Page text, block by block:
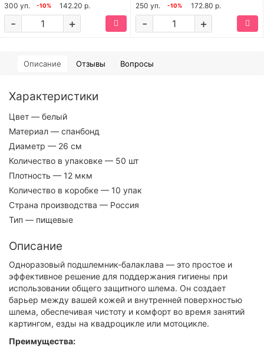
300 уп.
-10% 142.20 р.
+
-
250 уп.
-10% 172.80 р.
+
-
Описание Отзывы Вопросы
Характеристики
Цвет — белый
Материал — спанбонд
Диаметр — 26 см
Количество в упаковке — 50 шт
Плотность — 12 мкм
Количество в коробке — 10 упак
Страна производства — Россия
Тип — пищевые
Описание
Одноразовый подшлемник-балаклава — это простое и
эффективное решение для поддержания гигиены при
использовании общего защитного шлема. Он создает
барьер между вашей кожей и внутренней поверхностью
шлема, обеспечивая чистоту и комфорт во время занятий
картингом, езды на квадроцикле или мотоцикле.
Преимущества: